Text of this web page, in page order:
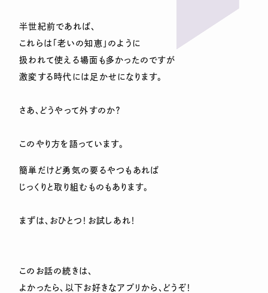
半世紀前であれば、
これらは「老いの知恵」のように
扱われて使える場面も多かったのですが
激変する時代には足かせになります。
さあ、どうやって外すのか？
このやり方を語っています。
簡単だけど勇気の要るやつもあれば
じっくりと取り組むものもあります。
まずは、おひとつ！お試しあれ！
このお話の続きは、
よかったら、以下お好きなアプリから、どうぞ！